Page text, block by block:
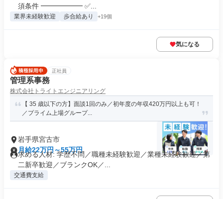
須条件 ━━━━━━ ✅...
業界未経験歓迎 歩合給あり +19個
気になる
正社員
管理系事務
株式会社トライトエンジニアリング
【 35 歳以下の方】面談1回のみ／初年度の年収420万円以上も可！
／プライム上場グループ...
岩手県宮古市
月給22万円～55万円
求める人材: 学歴不問／職種未経験歓迎／業種未経験歓迎／第
二新卒歓迎／ブランクOK／...
交通費支給